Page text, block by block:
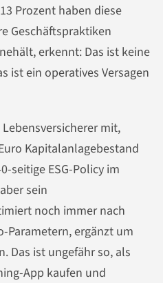
Prozent haben diese
Geschäftspraktiken
erkennt: Das ist keine
ist ein operatives Versagen
mit,
Kapitalanlagebestand
seitige ESG-Policy im
sein
noch immer nach
Parametern, ergänzt um
Das ist ungefähr so, als
App kaufen und